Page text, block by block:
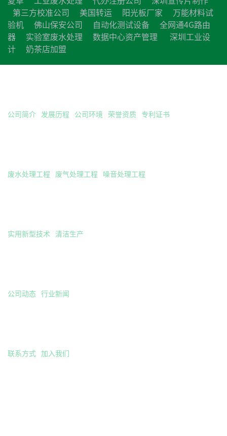
第三方校准公司
美国转运 阳光板厂家
万能材料试
验机
佛山保安公司 自动化测试设备
全网通4G路由
器
实验室废水处理 数据中心资产管理
深圳工业设
计
奶茶店加盟
公司简介 发展历程 公司环境 荣誉资质 专利证书
废水处理工程 废气处理工程 噪音处理工程
实用新型技术 清洁生产
公司动态 行业新闻
联系方式 加入我们